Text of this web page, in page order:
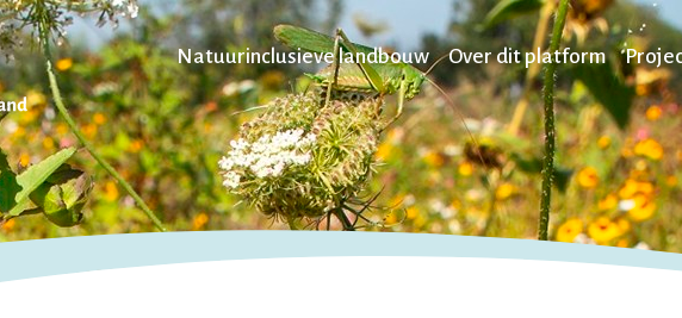
Natuurinclusieve landbouw Over dit platform